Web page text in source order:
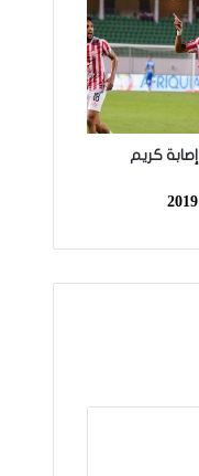
بأسماء أجنبية
ودية أمام
كريم